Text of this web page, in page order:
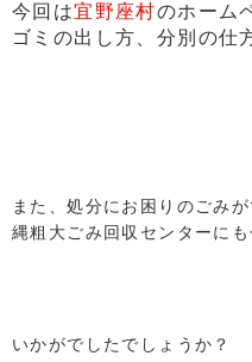
今回は宜野座村のホーム
ゴミの出し方、分別の仕
また、処分にお困りのごみ
縄粗大ごみ回収センターにも
いかがでしたでしょうか？